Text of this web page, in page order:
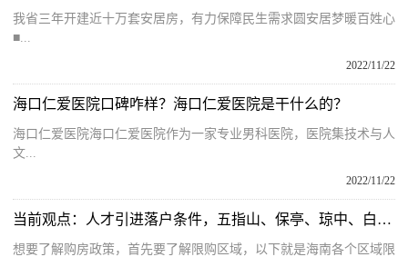
我省三年开建近十万套安居房，有力保障民生需求圆安居梦暖百姓心
■...
2022/11/22
海口仁爱医院口碑咋样？海口仁爱医院是干什么的？
海口仁爱医院海口仁爱医院作为一家专业男科医院，医院集技术与人
文...
2022/11/22
当前观点：人才引进落户条件，五指山、保亭、琼中、白沙在海南如何买房？
想要了解购房政策，首先要了解限购区域，以下就是海南各个区域限